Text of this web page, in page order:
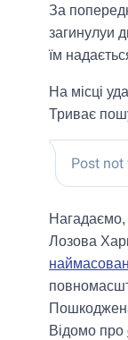
За
загинулуи
їм
На місці
Триває
Нагадаємо,
Лозова
Відомо про